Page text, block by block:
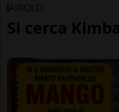
AIROLO
Si cerca